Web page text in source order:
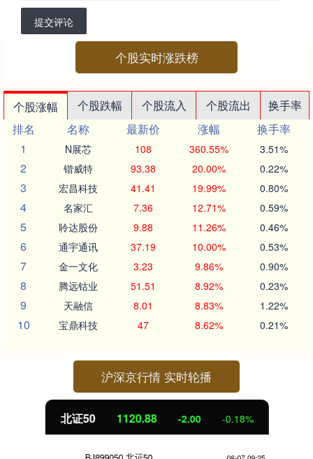
提交评论
个股实时涨跌榜
个股涨幅 个股跌幅 个股流入 个股流出
换手率
排名
名称 最新价 涨幅
换手率
1
N展芯 108 360.55% 3.51%
2 锴威特 93.38 20.00% 0.22%
3 宏昌科技 41.41 19.99% 0.80%
4 名家汇 7.36 12.71% 0.59%
5 聆达股份 9.88 11.26% 0.46%
6 通宇通讯 37.19 10.00% 0.53%
7 金一文化 3.23 9.86% 0.90%
8 腾远钴业 51.51 8.92% 0.23%
9 天融信 8.01 8.83% 1.22%
10 宝鼎科技 47 8.62% 0.21%
沪深京行情 实时轮播
北证50 1120.88 -2.00 -0.18%